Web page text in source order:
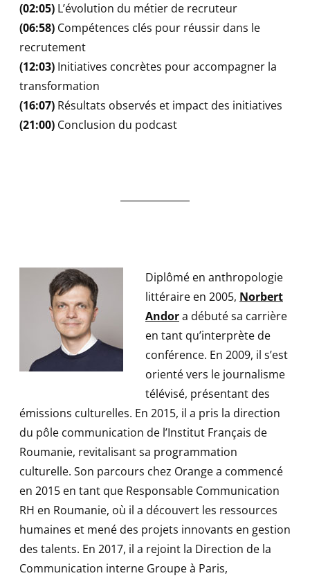
(02:05) L’évolution du métier de recruteur
(06:58) Compétences clés pour réussir dans le
recrutement
(12:03) Initiatives concrètes pour accompagner la
transformation
(16:07) Résultats observés et impact des initiatives
(21:00) Conclusion du podcast
Diplômé en anthropologie
littéraire en 2005, Norbert
Andora débuté sa carrière
en tant qu’interprète de
conférence. En 2009, il s’est
orienté vers le journalisme
télévisé, présentant des
émissions culturelles. En 2015, il a pris la direction
du pôle communication de l’Institut Français de
Roumanie, revitalisant sa programmation
culturelle. Son parcours chez Orange a commencé
en 2015 en tant que Responsable Communication
RH en Roumanie, où il a découvert les ressources
humaines et mené des projets innovants en gestion
des talents. En 2017, il a rejoint la Direction de la
Communication interne Groupe à Paris,